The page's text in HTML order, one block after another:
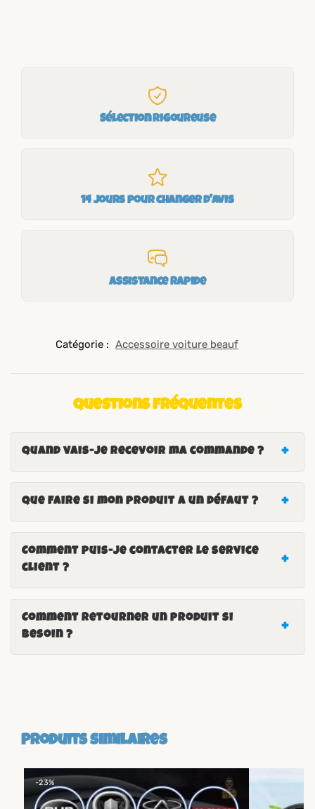
Sélection rigoureuse
14 jours pour changer d'avis
Assistance rapide
Catégorie : Accessoire voiture beauf
Questions fréquentes
Quand vais-je recevoir ma commande ?
Que faire si mon produit a un défaut ?
Comment puis-je contacter le service
client ?
Comment retourner un produit si
besoin ?
Produits similaires
-23%